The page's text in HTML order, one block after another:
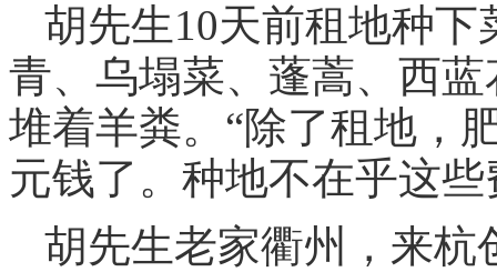
胡先生10天前租地种
青、乌塌菜、蓬蒿、西
堆着羊粪。“除了租地，
元钱了。种地不在乎这
胡先生老家衢州，来杭